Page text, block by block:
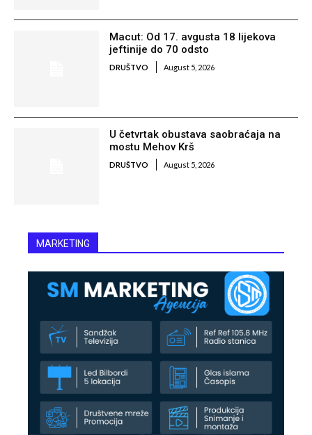
Macut: Od 17. avgusta 18 lijekova
jeftinije do 70 odsto
DRUŠTVO August 5, 2026
U četvrtak obustava saobraćaja na
mostu Mehov Krš
DRUŠTVO August 5, 2026
MARKETING